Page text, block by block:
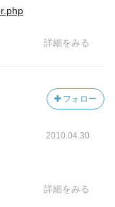
詳細をみる
フォロー
2010.04.30
詳細をみる